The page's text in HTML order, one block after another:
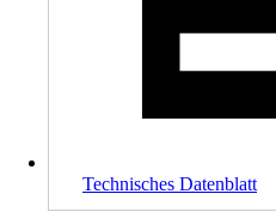
Technisches Datenblatt